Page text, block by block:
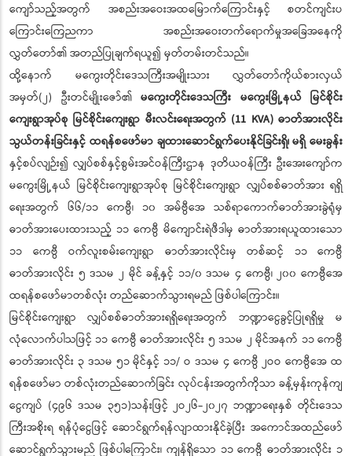
ကျော်သည့်အတွက် အစည်းအဝေးအထမြောက်ကြောင်းနှင့် စတင်ကျင်းပ
ကြောင်းကြေညကာ အစည်းအဝေးတက်ရောက်မှုအခြေအနေကို
လွှတ်တော်၏ အတည်ပြုချက်ရယူ၍ မှတ်တမ်းတင်သည်။
ထို့နောက် မကွေးတိုင်းဒေသကြီးအမျိုးသား လွှတ်တော်ကိုယ်စားလှယ်
အမှတ်(၂) ဦးတင်မျိုးဇော်၏ မကွေးတိုင်းဒေသကြီး မကွေးမြို့နယ် မြင်စိုင်း
ကျေးရွာအုပ်စု မြင်စိုင်းကျေးရွာ မီးလင်းရေးအတွက် (11 KVA) ဓာတ်အားလိုင်း
သွယ်တန်းခြင်းနှင့် ထရန်စဖော်မာ ချထားဆောင်ရွက်ပေးနိုင်ခြင်းရှိ၊ မရှိ မေးခွန်း
နှင့်စပ်လျဉ်း၍ လျှပ်စစ်နှင့်စွမ်းအင်ဝန်ကြီးဌာန ဒုတိယဝန်ကြီး ဦးအေးကျော်က
မကွေးမြို့နယ် မြင်စိုင်းကျေးရွာအုပ်စု မြင်စိုင်းကျေးရွာ လျှပ်စစ်ဓာတ်အား ရရှိ
ရေးအတွက် ၆၆/၁၁ ကေဗွီ၊ ၁၀ အမ်ဗွီအေ သစ်ရာကောက်ဓာတ်အားခွဲရုံမှ
ဓာတ်အားပေးထားသည့် ၁၁ ကေဗွီ မိကျောင်းရဲဖီဒါမှ ဓာတ်အားရယူထားသော
၁၁ ကေဗွီ ဝက်လူးစမ်းကျေးရွာ ဓာတ်အားလိုင်းမှ တစ်ဆင့် ၁၁ ကေဗွီ
ဓာတ်အားလိုင်း ၅ ဒသမ ၂ မိုင် ခန့်နှင့် ၁၁/၀ ဒသမ ၄ ကေဗွီ၊ ၂၀၀ ကေဗွီအေ
ထရန်စဖော်မာတစ်လုံး တည်ဆောက်သွားရမည် ဖြစ်ပါကြောင်း။
မြင်စိုင်းကျေးရွာ လျှပ်စစ်ဓာတ်အားရရှိရေးအတွက် ဘဏ္ဍာငွေခွင့်ပြုရရှိမှု မ
လုံလောက်ပါသဖြင့် ၁၁ ကေဗွီ ဓာတ်အားလိုင်း ၅ ဒသမ ၂ မိုင်အနက် ၁၁ ကေဗွီ
ဓာတ်အားလိုင်း ၃ ဒသမ ၅၁ မိုင်နှင့် ၁၁/ ဝ ဒသမ ၄ ကေဗွီ ၂ဝဝ ကေဗွီအေ ထ
ရန်စဖော်မာ တစ်လုံးတည်ဆောက်ခြင်း လုပ်ငန်းအတွက်ကိုသာ ခန့်မှန်းကုန်ကျ
ငွေကျပ် (၄၉၆ ဒသမ ၃၅၁)သန်းဖြင့် ၂ဝ၂၆-၂၀၂၇ ဘဏ္ဍာရေးနှစ် တိုင်းဒေသ
ကြီးအစိုးရ ရန်ပုံငွေဖြင့် ဆောင်ရွက်ရန်လျာထားနိုင်ခဲ့ပြီး အကောင်အထည်ဖော်
ဆောင်ရွက်သွားမည် ဖြစ်ပါကြောင်း၊ ကျန်ရှိသော ၁၁ ကေဗွီ ဓာတ်အားလိုင်း ၁